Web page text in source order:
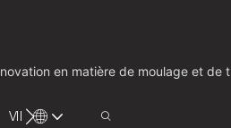
en matière de moulage et de
VIDÉO CONTACTEZ-NOUS